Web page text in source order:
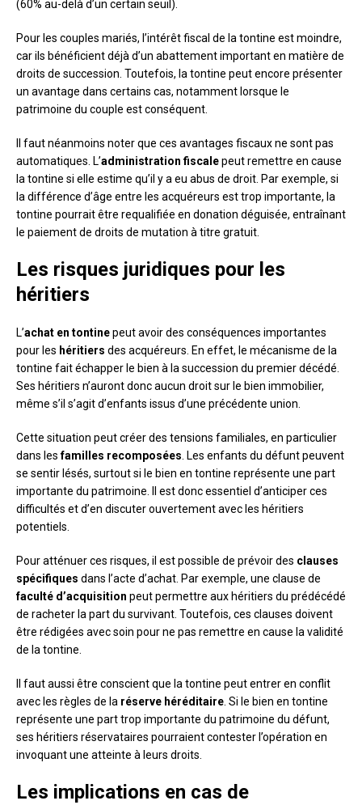
(60% au-delà d’un certain seuil).
Pour les couples mariés, l’intérêt fiscal de la tontine est moindre,
car ils bénéficient déjà d’un abattement important en matière de
droits de succession. Toutefois, la tontine peut encore présenter
un avantage dans certains cas, notamment lorsque le
patrimoine du couple est conséquent.
Il faut néanmoins noter que ces avantages fiscaux ne sont pas
automatiques. L’administration fiscalepeut remettre en cause
la tontine si elle estime qu’il y a eu abus de droit. Par exemple, si
la différence d’âge entre les acquéreurs est trop importante, la
tontine pourrait être requalifiée en donation déguisée, entraînant
le paiement de droits de mutation à titre gratuit.
Les risques juridiques pour les
héritiers
L’achat en tontinepeut avoir des conséquences importantes
pour les héritiers des acquéreurs. En effet, le mécanisme de la
tontine fait échapper le bien à la succession du premier décédé.
Ses héritiers n’auront donc aucun droit sur le bien immobilier,
même s’il s’agit d’enfants issus d’une précédente union.
Cette situation peut créer des tensions familiales, en particulier
dans lesfamilles recomposées . Les enfants du défunt peuvent
se sentir lésés, surtout si le bien en tontine représente une part
importante du patrimoine. Il est donc essentiel d’anticiper ces
difficultés et d’en discuter ouvertement avec les héritiers
potentiels.
Pour atténuer ces risques, il est possible de prévoir des clauses
spécifiques dans l’acte d’achat. Par exemple, une clause de
faculté d’acquisition peut permettre aux héritiers du prédécédé
de racheter la part du survivant. Toutefois, ces clauses doivent
être rédigées avec soin pour ne pas remettre en cause la validité
de la tontine.
Il faut aussi être conscient que la tontine peut entrer en conflit
avec les règles de la réserve héréditaire . Si le bien en tontine
représente une part trop importante du patrimoine du défunt,
ses héritiers réservataires pourraient contester l’opération en
invoquant une atteinte à leurs droits.
Les implications en cas de